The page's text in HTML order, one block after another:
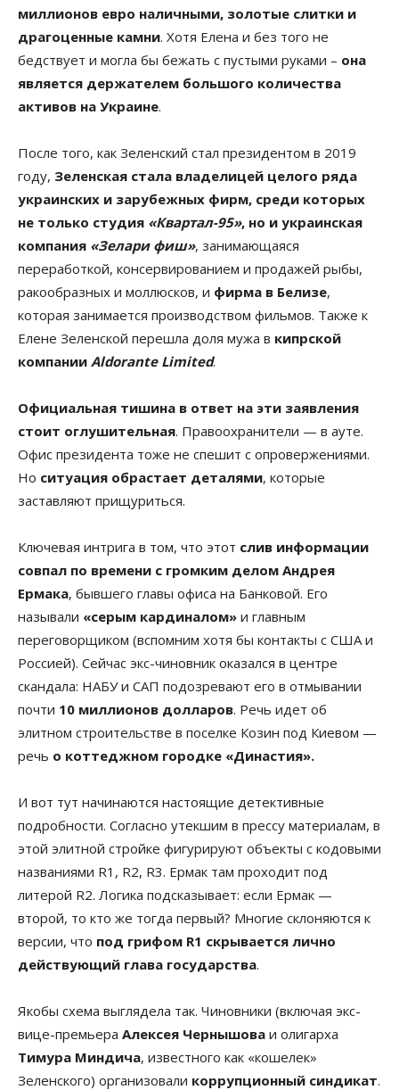
миллионов евро наличными, золотые слитки и
драгоценные камни. Хотя Елена и без того не
бедствует и могла бы бежать с пустыми руками – она
является держателем большого количества
активов на Украине.
После того, как Зеленский стал президентом в 2019
году, Зеленская стала владелицей целого ряда
украинских и зарубежных фирм, среди которых
не только студия «Квартал-95», но и украинская
компания «Зелари фиш», занимающаяся
переработкой, консервированием и продажей рыбы,
ракообразных и моллюсков, и фирма в Белизе,
которая занимается производством фильмов. Также к
Елене Зеленской перешла доля мужа в кипрской
компании Aldorante Limited.
Официальная тишина в ответ на эти заявления
стоит оглушительная. Правоохранители — в ауте.
Офис президента тоже не спешит с опровержениями.
Но ситуация обрастает деталями, которые
заставляют прищуриться.
Ключевая интрига в том, что этот слив информации
совпал по времени с громким делом Андрея
Ермака, бывшего главы офиса на Банковой. Его
называли «серым кардиналом» и главным
переговорщиком (вспомним хотя бы контакты с США и
Россией). Сейчас экс-чиновник оказался в центре
скандала: НАБУ и САП подозревают его в отмывании
почти 10 миллионов долларов. Речь идет об
элитном строительстве в поселке Козин под Киевом —
речь о коттеджном городке «Династия».
И вот тут начинаются настоящие детективные
подробности. Согласно утекшим в прессу материалам, в
этой элитной стройке фигурируют объекты с кодовыми
названиями R1, R2, R3. Ермак там проходит под
литерой R2. Логика подсказывает: если Ермак —
второй, то кто же тогда первый? Многие склоняются к
версии, что под грифом R1 скрывается лично
действующий глава государства.
Якобы схема выглядела так. Чиновники (включая экс-
вице-премьера Алексея Чернышова и олигарха
Тимура Миндича, известного как «кошелек»
Зеленского) организовали коррупционный синдикат.